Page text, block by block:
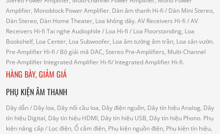
Amplifier, Monoblock Power Amplifier. Dàn âm thanh Hi-fi / Dàn Mini Stereo,
Dàn Stereo, Dàn Home Theater, Loa không dây. AV Receivers Hi-fi / AV
Receivers Hi-fi Tai nghe Audiophile / Loa Hi-fi / Loa Floorstanding, Loa
Bookshelf, Loa Center, Loa Subwoofer, Loa âm tường âm trần, Loa sân vườn.
Pre-Amplifier Hi-fi / Bộ giải mã DAC, Stereo Pre-Amplifiers, Multi-Channel
Pre-Amplifier Integrated Amplifier Hi-fi/ Integrated Amplifier Hi-fi.
HÀNG BÀY, GIẢM GIÁ
PHỤ KIỆN ÂM THANH
Dây dẫn/ Dây loa, Dây nối cầu loa, Dây điện nguồn, Dây tín hiệu Analog, Dây
tín hiệu Digital, Dây tín hiệu HDMI, Dây tín hiệu USB, Dây tín hiệu Phono. Phụ
kiện nâng cấp/ Lọc điện, Ổ cắm điện, Phụ kiện nguồn điện, Phụ kiện tín hiệu,